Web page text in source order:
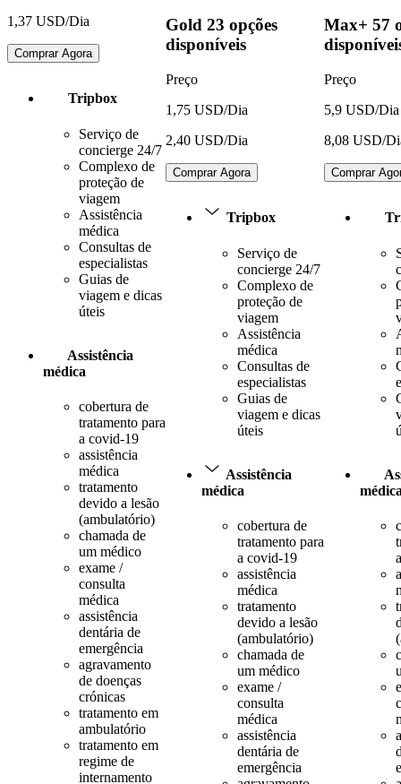
1,37 USD/Dia
Comprar Agora
Tripbox
Serviço de
concierge 24/7
Complexo de
proteção de
viagem
Assistência
médica
Consultas de
especialistas
Guias de
viagem e dicas
úteis
Assistência
médica
cobertura de
tratamento para
a covid-19
assistência
médica
tratamento
devido a lesão
(ambulatório)
chamada de
um médico
exame /
consulta
médica
assistência
dentária de
emergência
agravamento
de doenças
crónicas
tratamento em
ambulatório
tratamento em
regime de
internamento
Gold 23 opções
disponíveis
Preço
1,75 USD/Dia
2,40 USD/Dia
Comprar Agora
Tripbox
Serviço de
concierge 24/7
Complexo de
proteção de
viagem
Assistência
médica
Consultas de
especialistas
Guias de
viagem e dicas
úteis
Assistência
médica
cobertura de
tratamento para
a covid-19
assistência
médica
tratamento
devido a lesão
(ambulatório)
chamada de
um médico
exame /
consulta
médica
assistência
dentária de
emergência
Max+ 57
Preço
5,9 USD/Dia
8,08 USD/
Comprar